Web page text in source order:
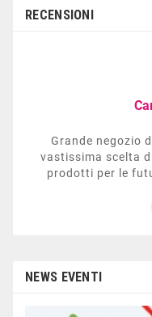
RECENSIONI
Grande negozio
vastissima scelta
prodotti per le
sezione dedicata
NEWS EVENTI